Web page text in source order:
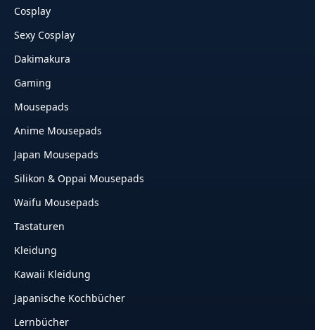
Cosplay
Sexy Cosplay
Dakimakura
Gaming
Mousepads
Anime Mousepads
Japan Mousepads
Silikon & Oppai Mousepads
Waifu Mousepads
Tastaturen
Kleidung
Kawaii Kleidung
Japanische Kochbücher
Lernbücher